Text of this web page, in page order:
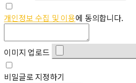
개인정보 수집 및 이용에 동의합니다.
이미지 업로드
비밀글로 지정하기